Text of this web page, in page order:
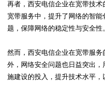
再者，西安电信企业在宽带技
宽带服务中，提升了网络的智
题，保障网络的稳定性与安全
然而，西安电信企业在宽带服
外，网络安全问题也日益突出
施建设的投入，提升技术水平，